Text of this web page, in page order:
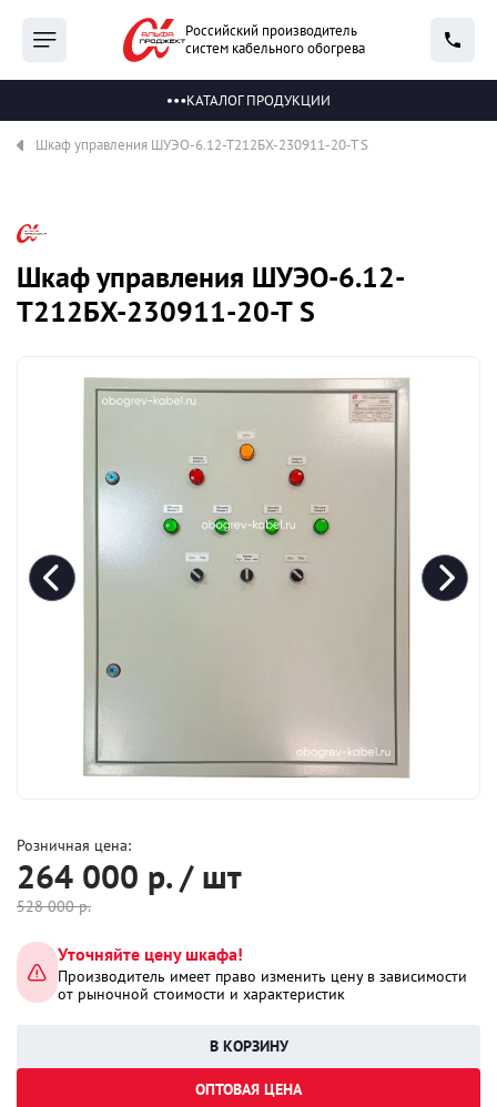
Российский производитель
систем кабельного обогрева
КАТАЛОГ ПРОДУКЦИИ
Шкаф управления ШУЭО-6.12-Т212БХ-230911-20-Т S
Шкаф управления ШУЭО-6.12-
Т212БХ-230911-20-Т S
Розничная цена:
264 000 р. / шт
528 000р.
Уточняйте цену шкафа!
Производитель имеет право изменить цену в зависимости
от рыночной стоимости и характеристик
ОПТОВАЯ ЦЕНА